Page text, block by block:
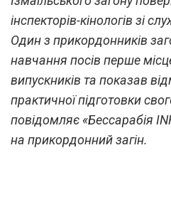
інспекторів-кінологів зі
Один з прикордонників
навчання посів перше
випускників та показав
практичної підготовки
повідомляє «Бессарабія
на прикордонний загін.